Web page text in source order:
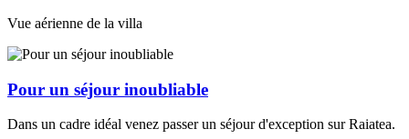
Vue aérienne de la villa
Pour un séjour inoubliable
Dans un cadre idéal venez passer un séjour d'exception sur Raiatea.